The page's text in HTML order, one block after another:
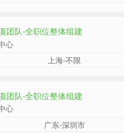
团队-全职位整体组建
心
上海-不限
团队-全职位整体组建
心
广东-深圳市